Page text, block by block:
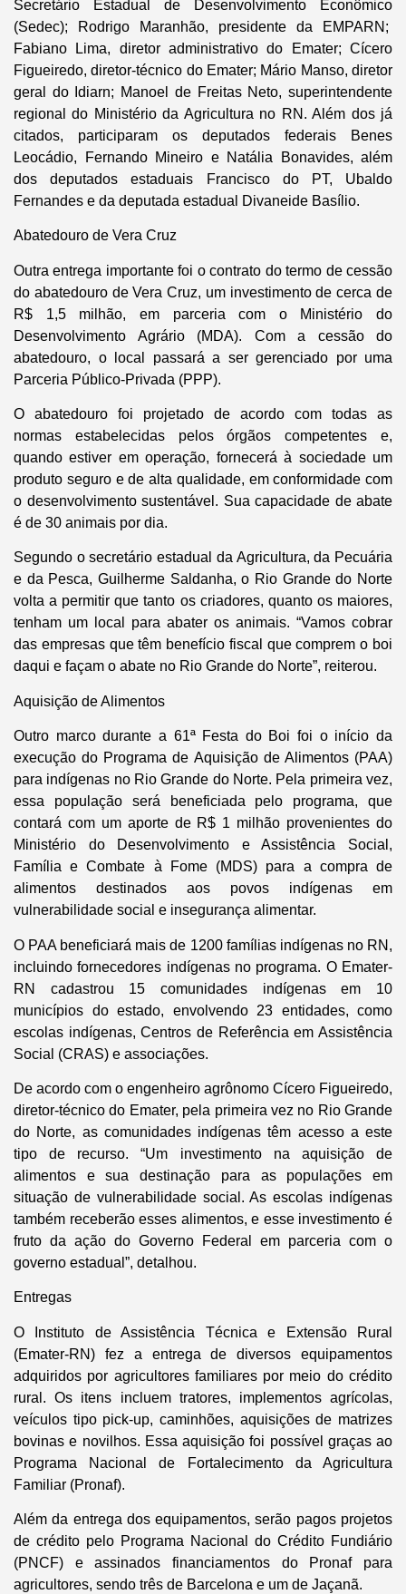
Secretário Estadual de Desenvolvimento Econômico
(Sedec); Rodrigo Maranhão, presidente da EMPARN;
Fabiano Lima, diretor administrativo do Emater; Cícero
Figueiredo, diretor-técnico do Emater; Mário Manso, diretor
geral do Idiarn; Manoel de Freitas Neto, superintendente
regional do Ministério da Agricultura no RN. Além dos já
citados, participaram os deputados federais Benes
Leocádio, Fernando Mineiro e Natália Bonavides, além
dos deputados estaduais Francisco do PT, Ubaldo
Fernandes e da deputada estadual Divaneide Basílio.
Abatedouro de Vera Cruz
Outra entrega importante foi o contrato do termo de cessão
do abatedouro de Vera Cruz, um investimento de cerca de
R$ 1,5 milhão, em parceria com o Ministério do
Desenvolvimento Agrário (MDA). Com a cessão do
abatedouro, o local passará a ser gerenciado por uma
Parceria Público-Privada (PPP).
O abatedouro foi projetado de acordo com todas as
normas estabelecidas pelos órgãos competentes e,
quando estiver em operação, fornecerá à sociedade um
produto seguro e de alta qualidade, em conformidade com
o desenvolvimento sustentável. Sua capacidade de abate
é de 30 animais por dia.
Segundo o secretário estadual da Agricultura, da Pecuária
e da Pesca, Guilherme Saldanha, o Rio Grande do Norte
volta a permitir que tanto os criadores, quanto os maiores,
tenham um local para abater os animais. “Vamos cobrar
das empresas que têm benefício fiscal que comprem o boi
daqui e façam o abate no Rio Grande do Norte”, reiterou.
Aquisição de Alimentos
Outro marco durante a 61ª Festa do Boi foi o início da
execução do Programa de Aquisição de Alimentos (PAA)
para indígenas no Rio Grande do Norte. Pela primeira vez,
essa população será beneficiada pelo programa, que
contará com um aporte de R$ 1 milhão provenientes do
Ministério do Desenvolvimento e Assistência Social,
Família e Combate à Fome (MDS) para a compra de
alimentos destinados aos povos indígenas em
vulnerabilidade social e insegurança alimentar.
O PAA beneficiará mais de 1200 famílias indígenas no RN,
incluindo fornecedores indígenas no programa. O Emater-
RN cadastrou 15 comunidades indígenas em 10
municípios do estado, envolvendo 23 entidades, como
escolas indígenas, Centros de Referência em Assistência
Social (CRAS) e associações.
De acordo com o engenheiro agrônomo Cícero Figueiredo,
diretor-técnico do Emater, pela primeira vez no Rio Grande
do Norte, as comunidades indígenas têm acesso a este
tipo de recurso. “Um investimento na aquisição de
alimentos e sua destinação para as populações em
situação de vulnerabilidade social. As escolas indígenas
também receberão esses alimentos, e esse investimento é
fruto da ação do Governo Federal em parceria com o
governo estadual”, detalhou.
Entregas
O Instituto de Assistência Técnica e Extensão Rural
(Emater-RN) fez a entrega de diversos equipamentos
adquiridos por agricultores familiares por meio do crédito
rural. Os itens incluem tratores, implementos agrícolas,
veículos tipo pick-up, caminhões, aquisições de matrizes
bovinas e novilhos. Essa aquisição foi possível graças ao
Programa Nacional de Fortalecimento da Agricultura
Familiar (Pronaf).
Além da entrega dos equipamentos, serão pagos projetos
de crédito pelo Programa Nacional do Crédito Fundiário
(PNCF) e assinados financiamentos do Pronaf para
agricultores, sendo três de Barcelona e um de Jaçanã.